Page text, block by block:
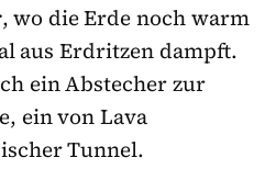
, wo die Erde noch warm
aus Erdritzen dampft.
ein Abstecher zur
ein von Lava
Tunnel.